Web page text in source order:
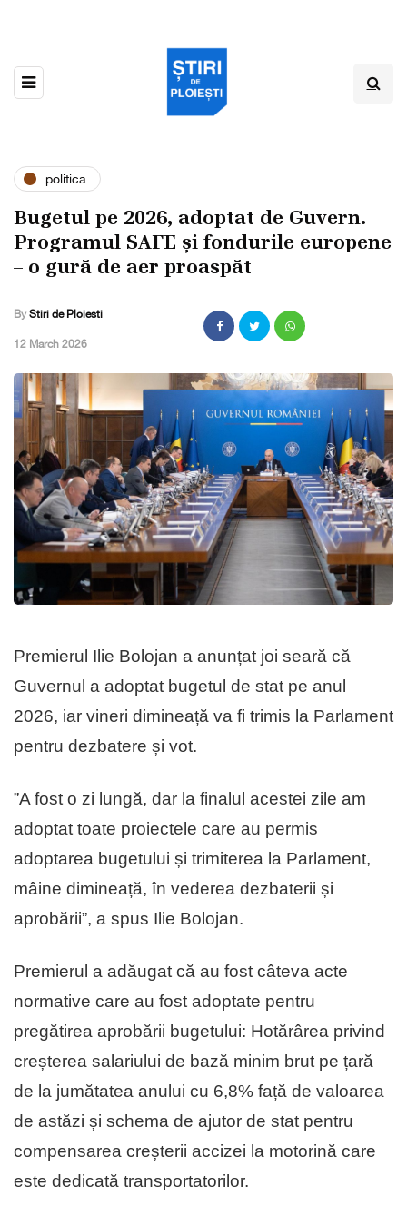
politica
Bugetul pe 2026, adoptat de Guvern.
Programul SAFE și fondurile europene
– o gură de aer proaspăt
By Stiri de Ploiesti
,12 March 2026
Premierul Ilie Bolojan a anunțat joi seară că
Guvernul a adoptat bugetul de stat pe anul
2026, iar vineri dimineață va fi trimis la Parlament
pentru dezbatere și vot.
”A fost o zi lungă, dar la finalul acestei zile am
adoptat toate proiectele care au permis
adoptarea bugetului și trimiterea la Parlament,
mâine dimineață, în vederea dezbaterii și
aprobării”, a spus Ilie Bolojan.
Premierul a adăugat că au fost câteva acte
normative care au fost adoptate pentru
pregătirea aprobării bugetului: Hotărârea privind
creșterea salariului de bază minim brut pe țară
de la jumătatea anului cu 6,8% față de valoarea
de astăzi și schema de ajutor de stat pentru
compensarea creșterii accizei la motorină care
este dedicată transportatorilor.